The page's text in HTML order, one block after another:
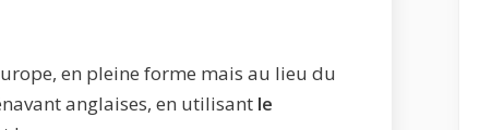
en pleine forme mais au lieu du
anglaises, en utilisant le